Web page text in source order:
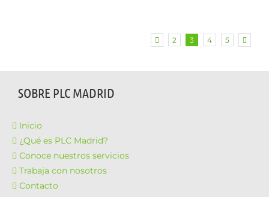
2 3 4 5
SOBRE PLC MADRID
Inicio
¿Qué es PLC Madrid?
Conoce nuestros servicios
Trabaja con nosotros
Contacto